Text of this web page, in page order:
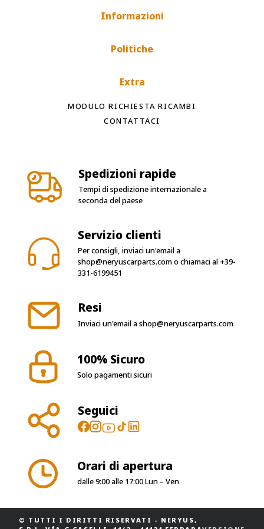
Informazioni
Politiche
Extra
MODULO RICHIESTA RICAMBI
CONTATTACI
Spedizioni rapide
Tempi di spedizione internazionale a
seconda del paese
Servizio clienti
Per consigli, inviaci un'email a
shop@neryuscarparts.como chiamaci al +39-
331-6199451
Resi
Inviaci un'email ashop@neryuscarparts.com
100% Sicuro
Solo pagamenti sicuri
Seguici
Orari di apertura
dalle 9:00 alle 17:00 Lun – Ven
© TUTTI I DIRITTI RISERVATI - NERYUS,